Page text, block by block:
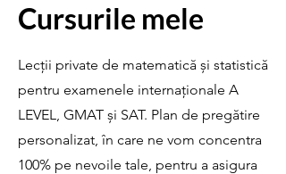
Cursurile mele
Lecții private de matematică și statistică
pentru examenele internaționale A
LEVEL, GMAT și SAT. Plan de pregătire
personalizat, în care ne vom concentra
100% pe nevoile tale, pentru a asigura